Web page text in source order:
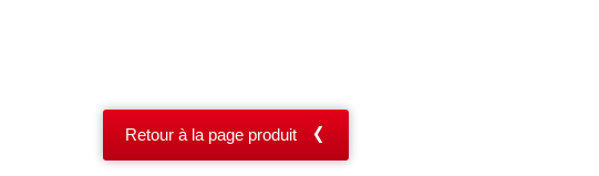
Retour à la page produit